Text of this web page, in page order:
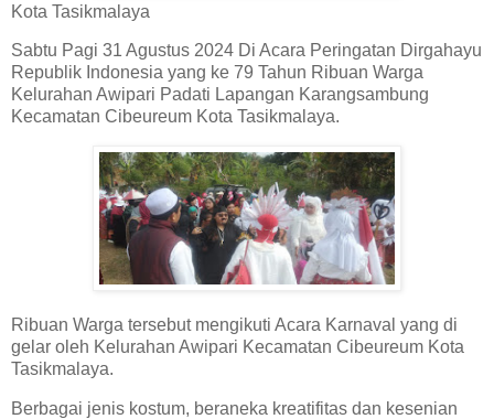
Kota Tasikmalaya
Sabtu Pagi 31 Agustus 2024 Di Acara Peringatan Dirgahayu
Republik Indonesia yang ke 79 Tahun Ribuan Warga
Kelurahan Awipari Padati Lapangan Karangsambung
Kecamatan Cibeureum Kota Tasikmalaya.
Ribuan Warga tersebut mengikuti Acara Karnaval yang di
gelar oleh Kelurahan Awipari Kecamatan Cibeureum Kota
Tasikmalaya.
Berbagai jenis kostum, beraneka kreatifitas dan kesenian